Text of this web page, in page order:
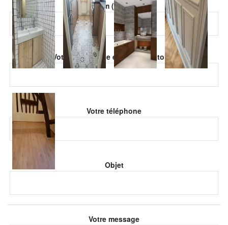
Votre nom (obligatoire)
Veuillez laisser ce champ vide.
Votre adresse de email (obligatoire)
Votre téléphone
Objet
Votre message